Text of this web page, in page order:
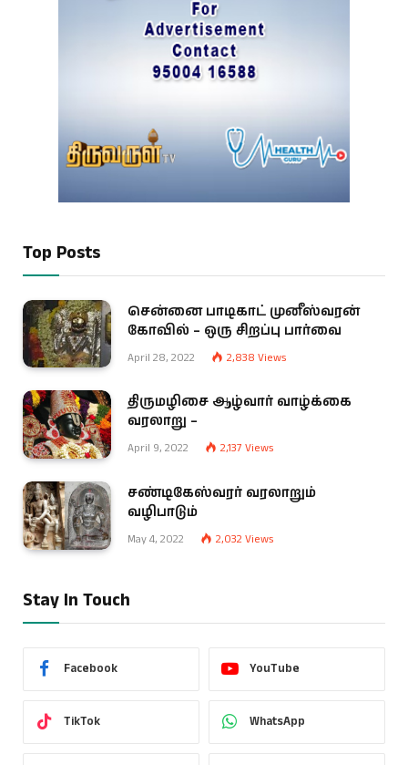
Top Posts
சென்னை பாடிகாட் முனீஸ்வரன்
கோவில் – ஒரு சிறப்பு பார்வை
April 28, 2022 2,838 Views
திருமழிசை ஆழ்வார் வாழ்க்கை
வரலாறு –
April 9, 2022 2,137 Views
சண்டிகேஸ்வரர் வரலாறும்
வழிபாடும்
May 4, 2022 2,032 Views
Stay In Touch
Facebook YouTube
TikTok WhatsApp